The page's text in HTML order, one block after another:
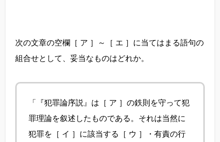
次の文章の空欄［ ア ］～［ エ ］に当てはまる語句の
組合せとして、妥当なものはどれか。
「『犯罪論序説』は［ ア ］の鉄則を守って犯
罪理論を叙述したものである。それは当然に
犯罪を［ イ ］に該当する［ ウ ］・有責の行